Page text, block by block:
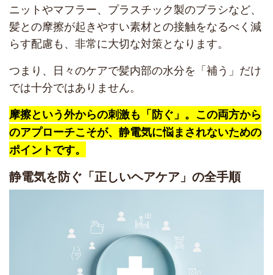
ニットやマフラー、プラスチック製のブラシなど、
髪との摩擦が起きやすい素材との接触をなるべく減
らす配慮も、非常に大切な対策となります。
つまり、日々のケアで髪内部の水分を「補う」だけ
では十分ではありません。
摩擦という外からの刺激も「防ぐ」。この両方から
のアプローチこそが、静電気に悩まされないための
ポイントです。
静電気を防ぐ「正しいヘアケア」の全手順